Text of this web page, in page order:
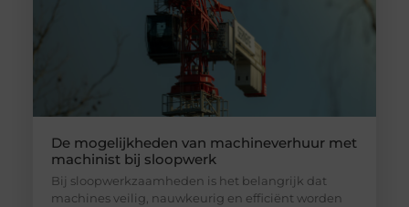
De mogelijkheden van machineverhuur met
machinist bij sloopwerk
Bij sloopwerkzaamheden is het belangrijk dat
machines veilig, nauwkeurig en efficiënt worden